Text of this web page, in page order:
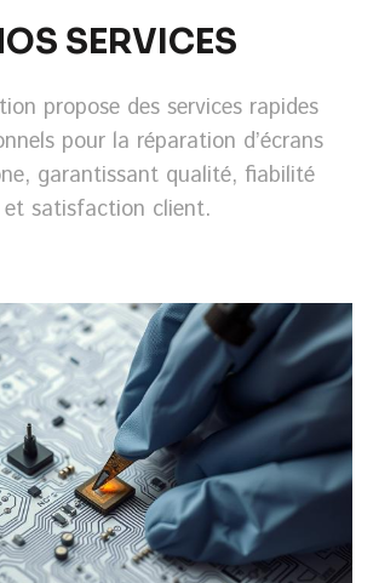
SERVICES
propose des services rapides
pour la réparation d’écrans
garantissant qualité, fiabilité
et satisfaction client.